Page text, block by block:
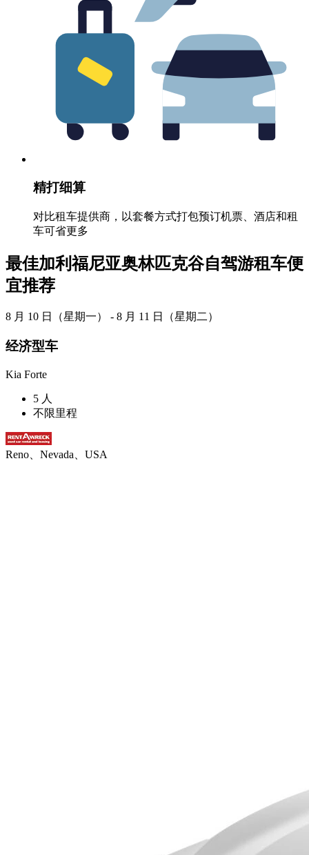
精打细算
对比租车提供商，以套餐方式打包预订机票、酒店和租
车可省更多
最佳加利福尼亚奥林匹克谷自驾游租车便
宜推荐
8 月 10 日（星期一） - 8 月 11 日（星期二）
经济型车
Kia Forte
5 人
不限里程
Reno、Nevada、USA